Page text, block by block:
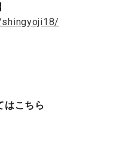
はこちら